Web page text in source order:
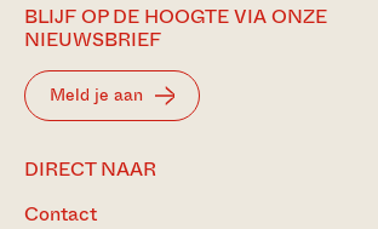
BLIJF OP DE HOOGTE VIA ONZE
NIEUWSBRIEF
Meld je aan
DIRECT NAAR
Contact